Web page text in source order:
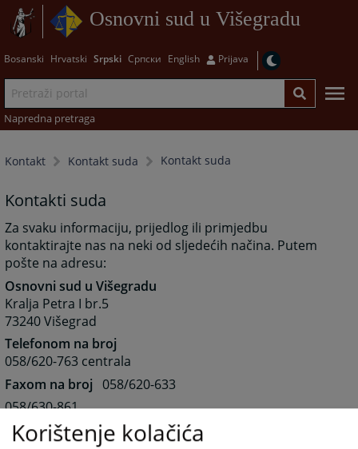
Osnovni sud u Višegradu
Bosanski Hrvatski Srpski Српски English Prijava
Napredna pretraga
Kontakt Kontakt suda Kontakt suda
Kontakti suda
Za svaku informaciju, prijedlog ili primjedbu
kontaktirajte nas na neki od sljedećih načina. Putem
pošte na adresu:
Osnovni sud u Višegradu
Kralja Petra I br.5
73240 Višegrad
Telefonom na broj
058/620-763 centrala
Faxom na broj 058/620-633
058/630-861
Mail adresa:ossud-visegrad@pravosudje.ba
Korištenje kolačića